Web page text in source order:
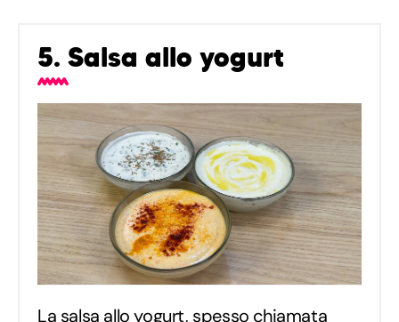
5. Salsa allo yogurt
La salsa allo yogurt, spesso chiamata